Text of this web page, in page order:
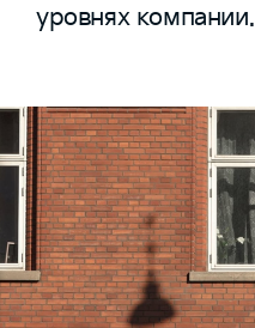
уровнях компании.